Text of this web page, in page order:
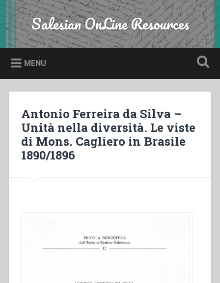
Skip
to
content
Search Salesian OnLine Resources
MENU
Antonio Ferreira da Silva –
Unità nella diversità. Le viste
di Mons. Cagliero in Brasile
1890/1896